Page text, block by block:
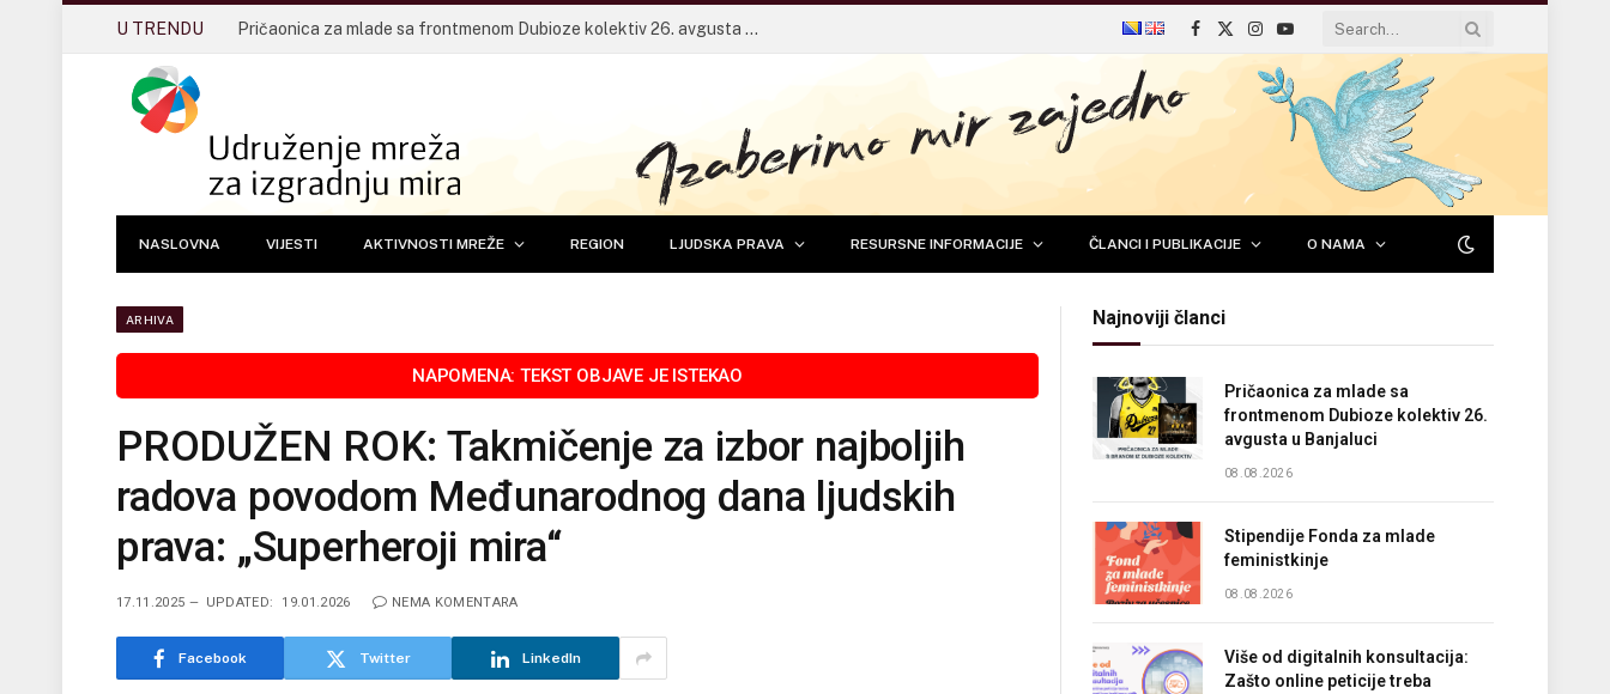
U TRENDU Pričaonica za mlade sa frontmenom Dubioze kolektiv 26. avgusta u Banjaluci
Facebook
X
(Twitter)
Instagram
YouTube
NASLOVNA VIJESTI AKTIVNOSTI MREŽE REGION LJUDSKA PRAVA RESURSNE INFORMACIJE ČLANCI I PUBLIKACIJE O NAMA
ARHIVA
PRODUŽEN ROK: Takmičenje za izbor najboljih
radova povodom Međunarodnog dana ljudskih
prava: „Superheroji mira“
17.11.2025 UPDATED: 19.01.2026 NEMA KOMENTARA
Facebook Twitter LinkedIn
Najnoviji članci
Pričaonica za mlade sa
frontmenom Dubioze kolektiv 26.
avgusta u Banjaluci
08.08.2026
Stipendije Fonda za mlade
feministkinje
08.08.2026
Više od digitalnih konsultacija:
Zašto online peticije treba